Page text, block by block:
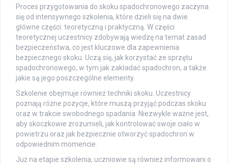
Proces przygotowania do skoku spadochronowego zaczyna
się od intensywnego szkolenia, które dzieli się na dwie
główne części: teoretyczną i praktyczną. W części
teoretycznej uczestnicy zdobywają wiedzę na temat zasad
bezpieczeństwa, co jest kluczowe dla zapewnienia
bezpiecznego skoku. Uczą się, jak korzystać ze sprzętu
spadochronowego, w tym jak zakładać spadochron, a także
jakie są jego poszczególne elementy.
Szkolenie obejmuje również techniki skoku. Uczestnicy
poznają różne pozycje, które muszą przyjąć podczas skoku
oraz w trakcie swobodnego spadania. Niezwykle ważne jest,
aby skoczkowie zrozumieli, jak kontrolować swoje ciało w
powietrzu oraz jak bezpiecznie otworzyć spadochron w
odpowiednim momencie.
Już na etapie szkolenia, uczniowie są również informowani o